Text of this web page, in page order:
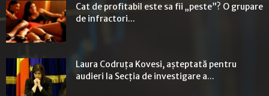
Cat de profitabil este sa fii „peste”? O grupare
de infractori...
Laura Codruţa Kovesi, aşteptată pentru
audieri la Secţia de investigare a...